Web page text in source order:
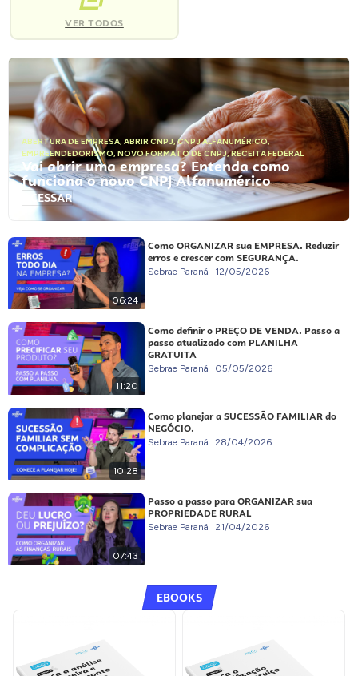
VER TODOS
ABERTURA DE EMPRESA, ABRIR CNPJ,CNPJ ALFANUMÉRICO,
EMPREENDEDORISMO, NOVO FORMATO DE CNPJ,RECEITA FEDERAL
Vai abrir uma empresa? Entenda como
funciona o novo CNPJ Alfanumérico
ACESSAR
06:24
Como ORGANIZAR sua EMPRESA. Reduzir
erros e crescer com SEGURANÇA.
Sebrae Paraná 12/05/2026
11:20
Como definir o PREÇO DE VENDA. Passo a
passo atualizado com PLANILHA
GRATUITA
Sebrae Paraná 05/05/2026
10:28
Como planejar a SUCESSÃO FAMILIAR do
NEGÓCIO.
Sebrae Paraná 28/04/2026
07:43
Passo a passo para ORGANIZAR sua
PROPRIEDADE RURAL
Sebrae Paraná 21/04/2026
EBOOKS